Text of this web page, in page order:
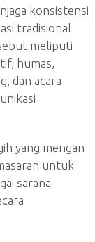
konsistensi
tradisional
meliputi
humas,
dan acara
yang mengan
untuk
sarana